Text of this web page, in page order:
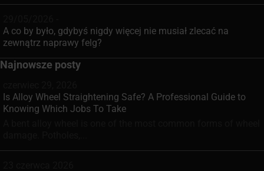
A co by było, gdybyś nigdy więcej nie musiał zlecać na
zewnątrz naprawy felg?
Najnowsze posty
Is Alloy Wheel Straightening Safe? A Professional Guide to
Knowing Which Jobs To Take